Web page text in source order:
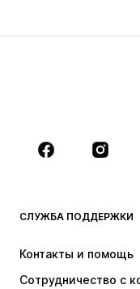
БРЕНДЫ
Nike Sportswear
SUPERFIT
СЛУЖБА ПОДДЕРЖКИ
Контакты и помощь
Сотрудничество с